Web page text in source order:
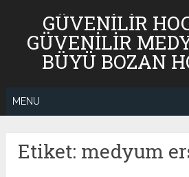
content
GÜVENILIR
GÜVENILIR
BÜYÜ BOZAN
MENU
Etiket: medyum